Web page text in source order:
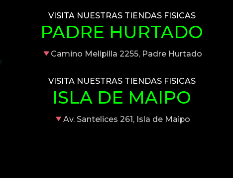
VISITA NUESTRAS TIENDAS FISICAS
PADRE HURTADO
Camino Melipilla 2255, Padre Hurtado
VISITA NUESTRAS TIENDAS FISICAS
ISLA DE MAIPO
Av. Santelices 261, Isla de Maipo